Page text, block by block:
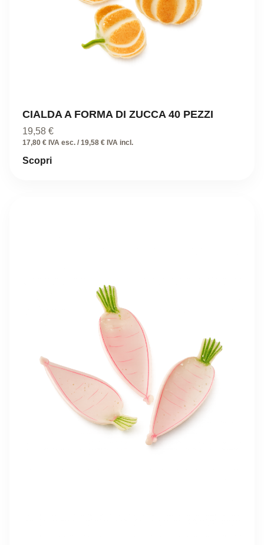
CIALDA A FORMA DI ZUCCA 40 PEZZI
19,58 €
17,80 € IVA esc. / 19,58 € IVA incl.
Scopri